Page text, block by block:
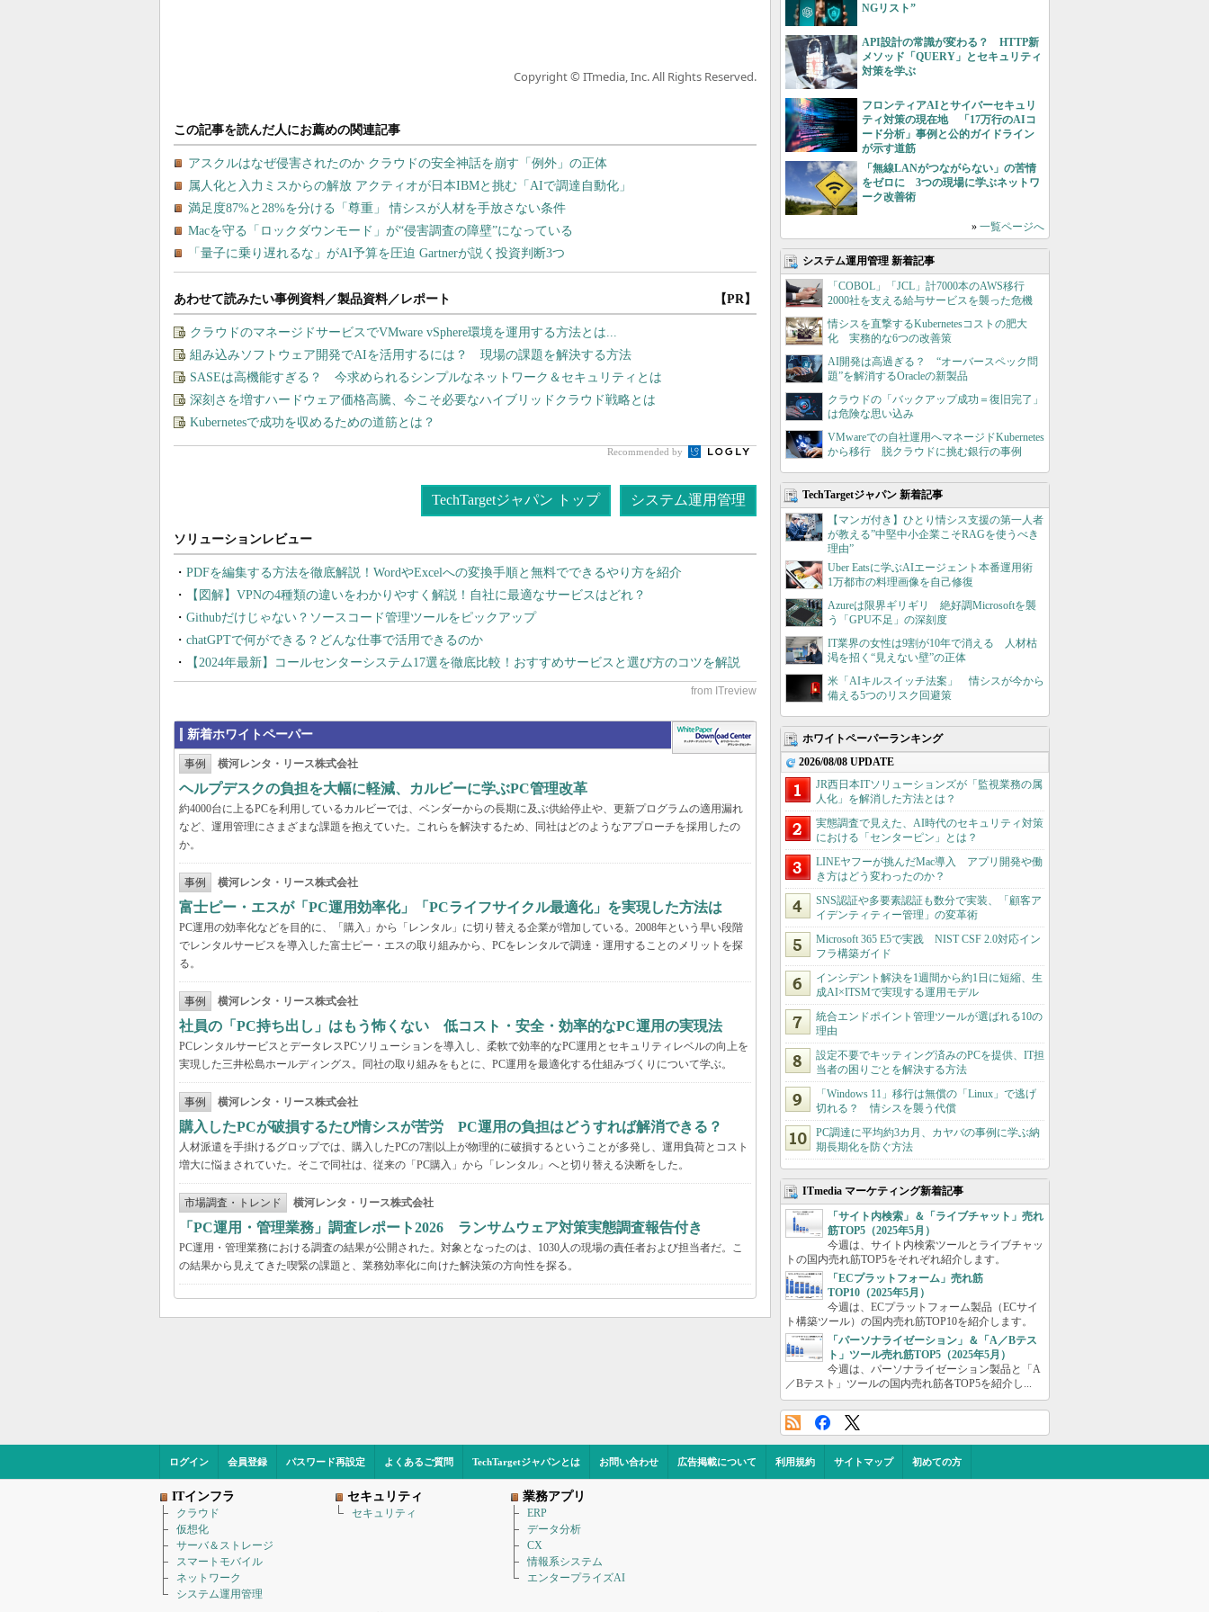
Copyright © ITmedia, Inc. All Rights Reserved.
あわせて読みたい事例資料／製品資料／レポート 【PR】
クラウドのマネージドサービスでVMware vSphere環境を運用する方法とは...
組み込みソフトウェア開発でAIを活用するには？ 現場の課題を解決する方法
SASEは高機能すぎる？ 今求められるシンプルなネットワーク＆セキュリティとは
深刻さを増すハードウェア価格高騰、今こそ必要なハイブリッドクラウド戦略とは
Kubernetesで成功を収めるための道筋とは？
Recommended by
TechTargetジャパン トップ システム運用管理
PDFを編集する方法を徹底解説！WordやExcelへの変換手順と無料でできるやり方を紹介
【図解】VPNの4種類の違いをわかりやすく解説！自社に最適なサービスはどれ？
Githubだけじゃない？ソースコード管理ツールをピックアップ
chatGPTで何ができる？どんな仕事で活用できるのか
【2024年最新】コールセンターシステム17選を徹底比較！おすすめサービスと選び方のコツを解説
新着ホワイトペーパー
事例 横河レンタ・リース株式会社
ヘルプデスクの負担を大幅に軽減、カルビーに学ぶPC管理改革
約4000台に上るPCを利用しているカルビーでは、ベンダーからの長期に及ぶ供給停止や、更新プログラムの適用漏れ
など、運用管理にさまざまな課題を抱えていた。これらを解決するため、同社はどのようなアプローチを採用したの
か。
事例 横河レンタ・リース株式会社
富士ピー・エスが「PC運用効率化」「PCライフサイクル最適化」を実現した方法は
PC運用の効率化などを目的に、「購入」から「レンタル」に切り替える企業が増加している。2008年という早い段階
でレンタルサービスを導入した富士ピー・エスの取り組みから、PCをレンタルで調達・運用することのメリットを探
る。
事例 横河レンタ・リース株式会社
社員の「PC持ち出し」はもう怖くない 低コスト・安全・効率的なPC運用の実現法
PCレンタルサービスとデータレスPCソリューションを導入し、柔軟で効率的なPC運用とセキュリティレベルの向上を
実現した三井松島ホールディングス。同社の取り組みをもとに、PC運用を最適化する仕組みづくりについて学ぶ。
事例 横河レンタ・リース株式会社
購入したPCが破損するたび情シスが苦労 PC運用の負担はどうすれば解消できる？
人材派遣を手掛けるグロップでは、購入したPCの7割以上が物理的に破損するということが多発し、運用負荷とコスト
増大に悩まされていた。そこで同社は、従来の「PC購入」から「レンタル」へと切り替える決断をした。
市場調査・トレンド 横河レンタ・リース株式会社
「PC運用・管理業務」調査レポート2026 ランサムウェア対策実態調査報告付き
PC運用・管理業務における調査の結果が公開された。対象となったのは、1030人の現場の責任者および担当者だ。こ
の結果から見えてきた喫緊の課題と、業務効率化に向けた解決策の方向性を探る。
NGリスト”
API設計の常識が変わる？ HTTP新
メソッド「QUERY」とセキュリティ
対策を学ぶ
フロンティアAIとサイバーセキュリ
ティ対策の現在地 「17万行のAIコ
ード分析」事例と公的ガイドライン
が示す道筋
「無線LANがつながらない」の苦情
をゼロに 3つの現場に学ぶネットワ
ーク改善術
» 一覧ページへ
システム運用管理 新着記事
「COBOL」「JCL」計7000本のAWS移行
2000社を支える給与サービスを襲った危機
情シスを直撃するKubernetesコストの肥大
化 実務的な6つの改善策
AI開発は高過ぎる？ “オーバースペック問
題”を解消するOracleの新製品
クラウドの「バックアップ成功＝復旧完了」
は危険な思い込み
VMwareでの自社運用へマネージドKubernetes
から移行 脱クラウドに挑む銀行の事例
TechTargetジャパン 新着記事
【マンガ付き】ひとり情シス支援の第一人者
が教える”中堅中小企業こそRAGを使うべき
理由”
Uber Eatsに学ぶAIエージェント本番運用術
1万都市の料理画像を自己修復
Azureは限界ギリギリ 絶好調Microsoftを襲
う「GPU不足」の深刻度
IT業界の女性は9割が10年で消える 人材枯
渇を招く“見えない壁”の正体
米「AIキルスイッチ法案」 情シスが今から
備える5つのリスク回避策
ホワイトペーパーランキング
2026/08/08 UPDATE
JR西日本ITソリューションズが「監視業務の属
人化」を解消した方法とは？
実態調査で見えた、AI時代のセキュリティ対策
における「センターピン」とは？
LINEヤフーが挑んだMac導入 アプリ開発や働
き方はどう変わったのか？
SNS認証や多要素認証も数分で実装、「顧客ア
イデンティティー管理」の変革術
Microsoft 365 E5で実践 NIST CSF 2.0対応イン
フラ構築ガイド
インシデント解決を1週間から約1日に短縮、生
成AI×ITSMで実現する運用モデル
統合エンドポイント管理ツールが選ばれる10の
理由
設定不要でキッティング済みのPCを提供、IT担
当者の困りごとを解決する方法
「Windows 11」移行は無償の「Linux」で逃げ
切れる？ 情シスを襲う代償
PC調達に平均約3カ月、カヤバの事例に学ぶ納
期長期化を防ぐ方法
ITmedia マーケティング新着記事
「サイト内検索」＆「ライブチャット」売れ
筋TOP5（2025年5月）
今週は、サイト内検索ツールとライブチャッ
トの国内売れ筋TOP5をそれぞれ紹介します。
「ECプラットフォーム」売れ筋
TOP10（2025年5月）
今週は、ECプラットフォーム製品（ECサイ
ト構築ツール）の国内売れ筋TOP10を紹介します。
「パーソナライゼーション」＆「A／Bテス
ト」ツール売れ筋TOP5（2025年5月）
今週は、パーソナライゼーション製品と「A
／Bテスト」ツールの国内売れ筋各TOP5を紹介し...
ログイン 会員登録 パスワード再設定 よくあるご質問 TechTargetジャパンとは お問い合わせ 広告掲載について 利用規約 サイトマップ 初めての方
ITインフラ
クラウド
仮想化
サーバ＆ストレージ
スマートモバイル
ネットワーク
システム運用管理
セキュリティ
セキュリティ
業務アプリ
ERP
データ分析
CX
情報系システム
エンタープライズAI